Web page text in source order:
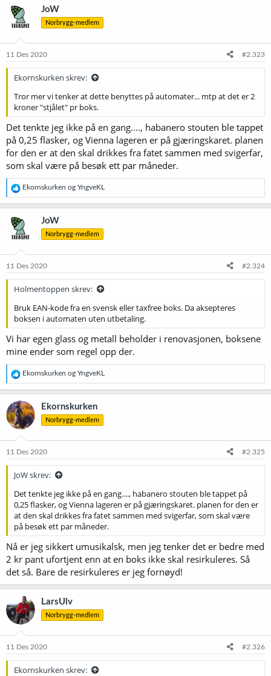
s
j
e
JoW
Norbrygg-medlem
11 Des 2020 #2.323
Ekornskurken skrev:
Tror mer vi tenker at dette benyttes på automater... mtp at det er 2
kroner "stjålet" pr boks.
Det tenkte jeg ikke på en gang...., habanero stouten ble tappet
på 0,25 flasker, og Vienna lageren er på gjæringskaret. planen
for den er at den skal drikkes fra fatet sammen med svigerfar,
som skal være på besøk ett par måneder.
R
e
a
s
j
e
Ekornskurken og YngveKL
JoW
Norbrygg-medlem
11 Des 2020 #2.324
Holmentoppen skrev:
Bruk EAN-kode fra en svensk eller taxfree boks. Da aksepteres
boksen i automaten uten utbetaling.
Vi har egen glass og metall beholder i renovasjonen, boksene
mine ender som regel opp der.
R
e
a
k
s
j
o
e
Ekornskurken og YngveKL
Ekornskurken
Norbrygg-medlem
11 Des 2020 #2.325
JoW skrev:
Det tenkte jeg ikke på en gang...., habanero stouten ble tappet på
0,25 flasker, og Vienna lageren er på gjæringskaret. planen for den er
at den skal drikkes fra fatet sammen med svigerfar, som skal være
på besøk ett par måneder.
Nå er jeg sikkert umusikalsk, men jeg tenker det er bedre med
2 kr pant ufortjent enn at en boks ikke skal resirkuleres. Så
det så. Bare de resirkuleres er jeg fornøyd!
LarsUlv
Norbrygg-medlem
11 Des 2020 #2.326
Ekornskurken skrev: